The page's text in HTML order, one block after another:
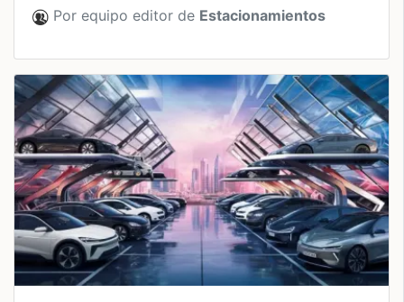
Por equipo editor de Estacionamientos